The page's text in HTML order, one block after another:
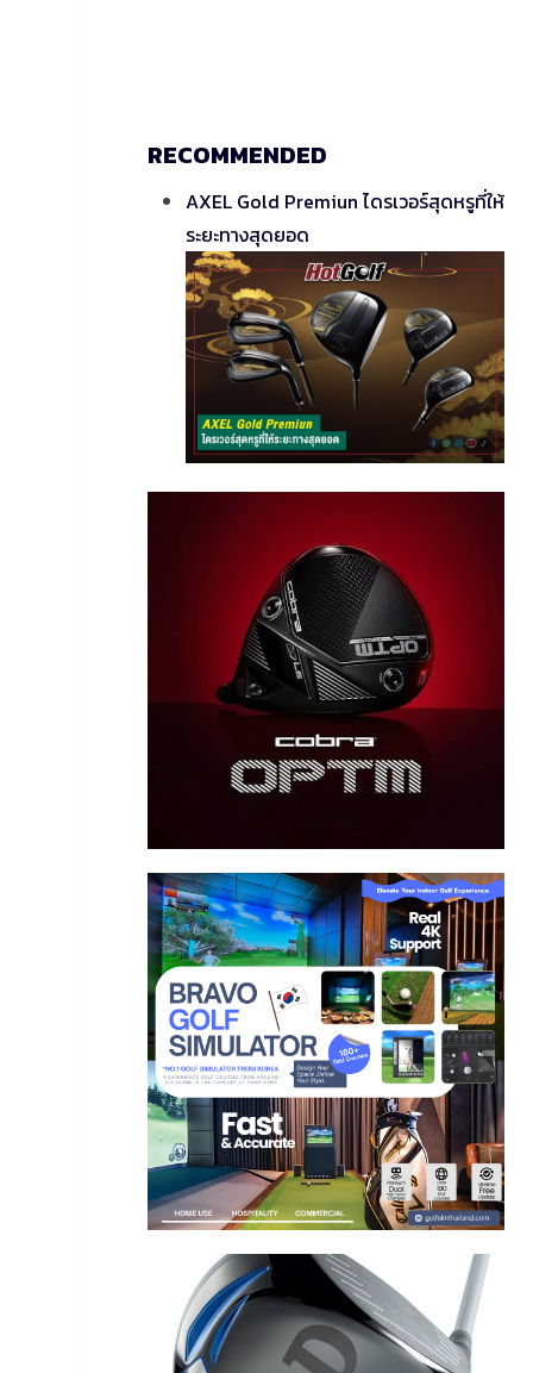
RECOMMENDED
AXEL Gold Premiun ไดรเวอร์สุดหรูที่ให้
ระยะทางสุดยอด